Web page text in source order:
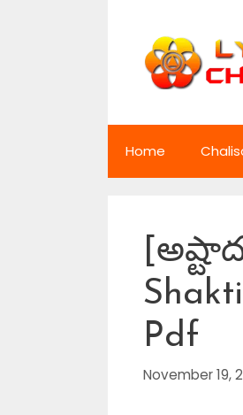
Home
Pdf
November 19,